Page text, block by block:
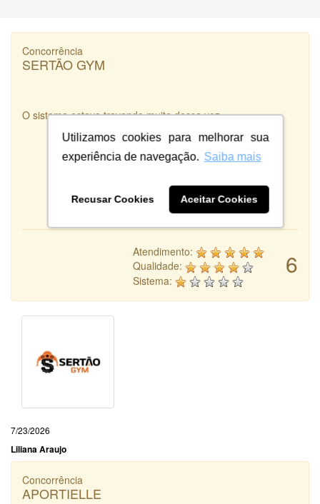
Utilizamos cookies para melhorar sua
experiência de navegação. Saiba mais
Recusar Cookies Aceitar Cookies
Concorrência
SERTÃO GYM
O sistema estava travando muito dessa vez
6
Atendimento:
Qualidade:
Sistema:
7/23/2026
Liliana Araujo
Concorrência
APORTIELLE